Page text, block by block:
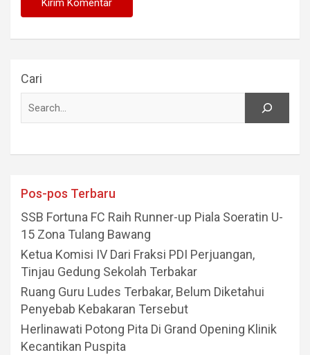
Cari
Pos-pos Terbaru
SSB Fortuna FC Raih Runner-up Piala Soeratin U-
15 Zona Tulang Bawang
Ketua Komisi IV Dari Fraksi PDI Perjuangan,
Tinjau Gedung Sekolah Terbakar
Ruang Guru Ludes Terbakar, Belum Diketahui
Penyebab Kebakaran Tersebut
Herlinawati Potong Pita Di Grand Opening Klinik
Kecantikan Puspita